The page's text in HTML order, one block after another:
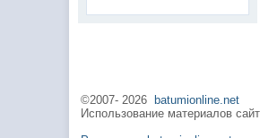
©2007-2026
batumionline.net
Использование материалов